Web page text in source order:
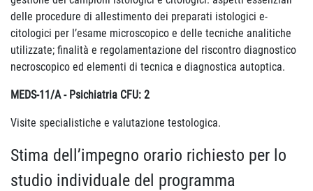
delle procedure di allestimento dei preparati istologici e-
citologici per l’esame microscopico e delle tecniche analitiche
utilizzate; finalità e regolamentazione del riscontro diagnostico
necroscopico ed elementi di tecnica e diagnostica autoptica.
MEDS-11/A - Psichiatria CFU: 2
Visite specialistiche e valutazione testologica.
Stima dell’impegno orario richiesto per lo
studio individuale del programma